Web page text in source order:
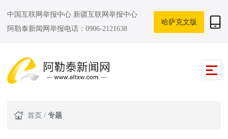
中国互联网举报中心 新疆互联网举报中心
阿勒泰新闻网举报电话：0906-2121638
哈萨克文版
首页 / 专题